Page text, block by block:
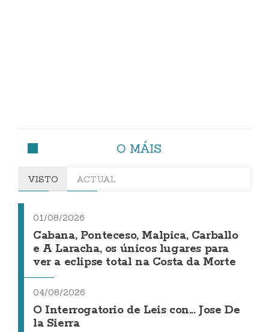
O MÁIS
VISTO ACTUAL
01/08/2026
Cabana, Ponteceso, Malpica, Carballo
e A Laracha, os únicos lugares para
ver a eclipse total na Costa da Morte
04/08/2026
O Interrogatorio de Leis con... Jose De
la Sierra